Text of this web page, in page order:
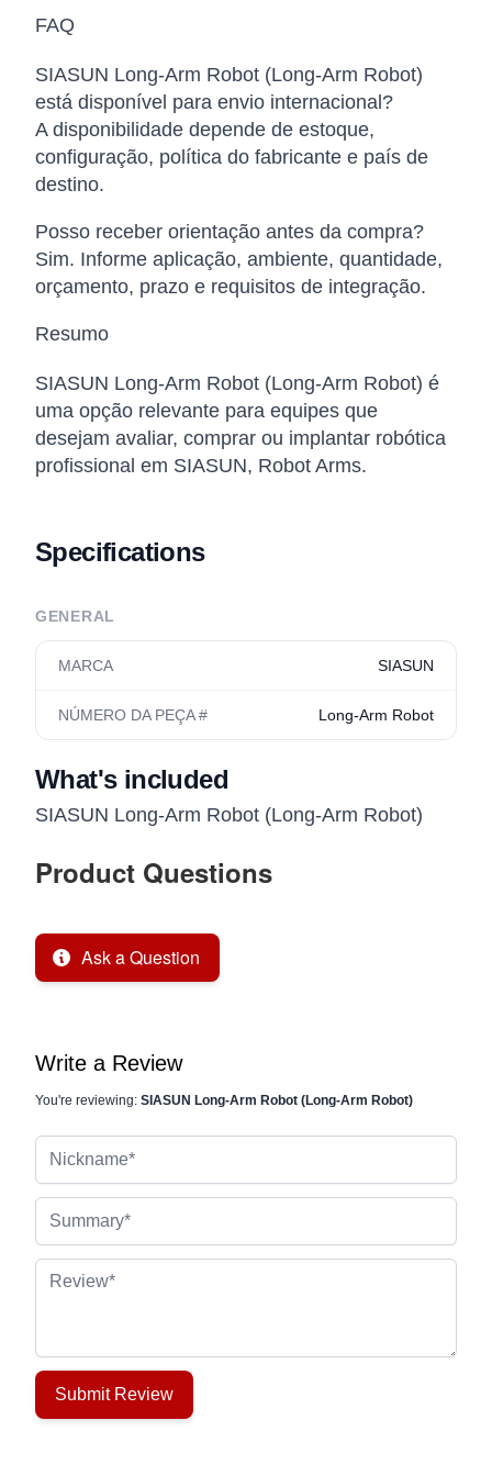
FAQ
SIASUN Long-Arm Robot (Long-Arm Robot)
está disponível para envio internacional?
A disponibilidade depende de estoque,
configuração, política do fabricante e país de
destino.
Posso receber orientação antes da compra?
Sim. Informe aplicação, ambiente, quantidade,
orçamento, prazo e requisitos de integração.
Resumo
SIASUN Long-Arm Robot (Long-Arm Robot) é
uma opção relevante para equipes que
desejam avaliar, comprar ou implantar robótica
profissional em SIASUN, Robot Arms.
Specifications
GENERAL
MARCA SIASUN
NÚMERO DA PEÇA # Long-Arm Robot
What's included
SIASUN Long-Arm Robot (Long-Arm Robot)
Product Questions
Ask a Question
Write a Review
You're reviewing: SIASUN Long-Arm Robot (Long-Arm Robot)
Review
Submit Review